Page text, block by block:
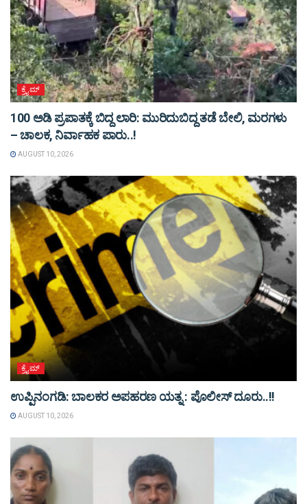
ಕ್ರೈಮ್
100 ಅಡಿ ಪ್ರಪಾತಕ್ಕೆ ಬಿದ್ದ ಲಾರಿ: ಮುರಿದುಬಿದ್ದ ತಡೆ ಬೇಲಿ, ಮರಗಳು
– ಚಾಲಕ, ನಿರ್ವಾಹಕ ಪಾರು..!
AUGUST 10, 2026
ಕ್ರೈಮ್
ಉಪ್ಪಿನಂಗಡಿ: ಬಾಲಕರ ಅಪಹರಣ ಯತ್ನ : ಪೊಲೀಸ್ ದೂರು..!!
AUGUST 10, 2026